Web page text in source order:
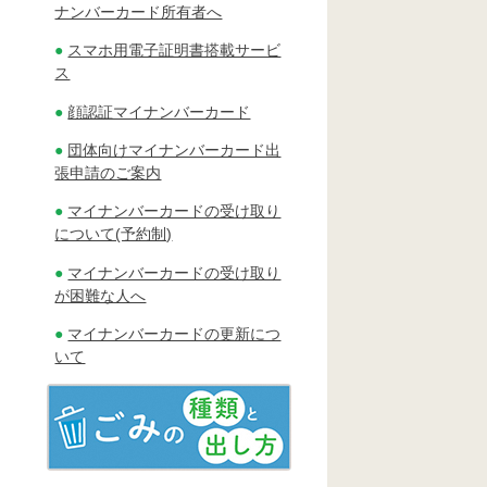
ナンバーカード所有者へ
スマホ用電子証明書搭載サービ
ス
顔認証マイナンバーカード
団体向けマイナンバーカード出
張申請のご案内
マイナンバーカードの受け取り
について(予約制)
マイナンバーカードの受け取り
が困難な人へ
マイナンバーカードの更新につ
いて